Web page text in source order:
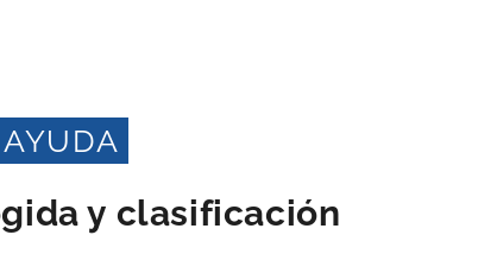
y clasificación